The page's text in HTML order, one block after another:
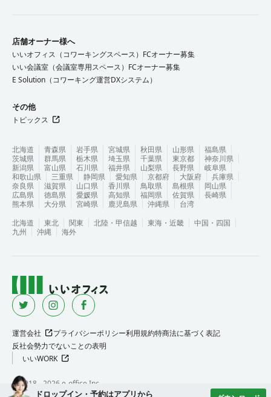
ドロップイン・予約はアプリから
店舗オーナー様へ
いいオフィス（コワーキングスペース）FCオーナー募集
いい会議室（会議室専用スペース）FCオーナー募集
E Solution（コワーキング運営DXシステム）
その他
トピックス
北海道 青森県 岩手県 宮城県 秋田県 山形県
福島県
茨城県
群馬県 栃木県 埼玉県 千葉県 東京都
神奈川県
新潟県
富山県 石川県 福井県 山梨県 長野県
岐阜県
和歌山県
三重県 静岡県 愛知県 京都府 大阪府
兵庫県
奈良県
滋賀県 山口県 香川県 鳥取県 島根県
岡山県
広島県
徳島県 愛媛県 高知県 福岡県 佐賀県
長崎県
熊本県
大分県 宮崎県 鹿児島県 沖縄県
台湾
北海道
東北 関東 北陸・甲信越 東海・近畿
中国・四国
九州
沖縄 海外
運営会社 プライバシーポリシー利用規約特商法に基づく表記
反社会勢力でないことの表明
いいWORK
©︎ 2018 - 2026 e-office Inc.